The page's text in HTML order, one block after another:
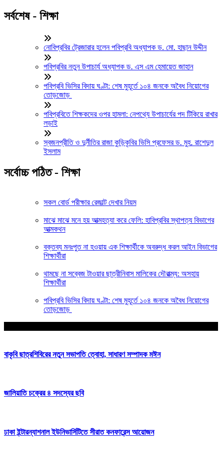
সর্বশেষ - শিক্ষা
নোবিপ্রবির ট্রেজারার হলেন পবিপ্রবি অধ্যাপক ড. মো. হাছান উদ্দীন
পবিপ্রবির নতুন উপাচার্য অধ্যাপক ড. এস এম হেমায়েত জাহান
পবিপ্রবি ভিসির বিদায় ঘণ্টা: শেষ মুহূর্তে ১০৪ জনকে অবৈধ নিয়োগের
তোড়জোড়
পবিপ্রবিতে শিক্ষকদের ওপর হামলা: নেপথ্যে উপাচার্যের পদ টিকিয়ে রাখার
লড়াই
স্বজনপ্রীতি ও দুর্নীতির রাজা কুড়িকৃবির ভিসি প্রফেসর ড. মুহ. রাশেদুল
ইসলাম
সর্বোচ্চ পঠিত - শিক্ষা
সকল বোর্ড পরীক্ষার রেজাল্ট দেখার নিয়ম
মাঝে মাঝে মনে হয় আত্মহত্যা করে ফেলি: হাবিপ্রবির স্থাপত্য বিভাগের
আত্মকথন
বক্তব্য মনঃপুত না হওয়ায় এক শিক্ষার্থীকে অবরুদ্ধ করল আইন বিভাগের
শিক্ষার্থীরা
থামছে না সব্বেজ টাওয়ার ছাত্রীনিবাস মালিকের দৌরাত্ম্য: অসহায়
শিক্ষার্থীরা
পবিপ্রবি ভিসির বিদায় ঘণ্টা: শেষ মুহূর্তে ১০৪ জনকে অবৈধ নিয়োগের
তোড়জোড়
বাকৃবি ছাত্রশিবিরের নতুন সভাপতি ত্বোহা, সাধারণ সম্পাদক মঈন
জালিয়াতি চক্রের ৪ সদস্যের ছবি
ঢাকা ইন্টারন্যাশনাল ইউনিভার্সিটিতে সীরাত কনফারেন্স আয়োজন